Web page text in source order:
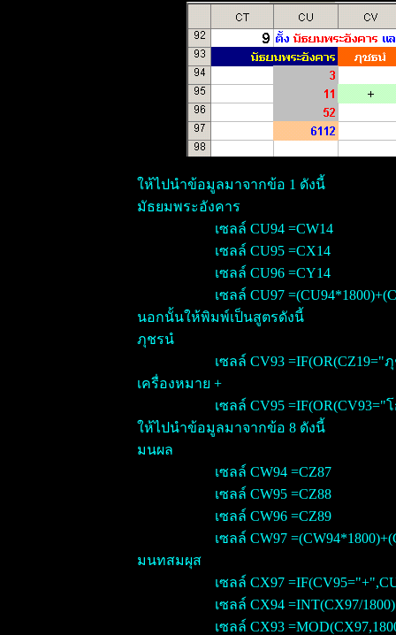
ให้ไปนำข้อมูลมาจากข้อ 1 ดังนี้
มัธยมพระอังคาร
เซลล์ CU94 =CW14
เซลล์ CU95 =CX14
เซลล์ CU96 =CY14
เซลล์ CU97
นอกนั้นให้พิมพ์เป็นสูตรดังนี้
ภุชรนํ
เซลล์ CV93
เครื่องหมาย +
เซลล์ CV95
ให้ไปนำข้อมูลมาจากข้อ 8 ดังนี้
มนผล
เซลล์ CW94 =CZ87
เซลล์ CW95 =CZ88
เซลล์ CW96 =CZ89
เซลล์ CW97
มนทสมผุส
เซลล์ CX97
เซลล์ CX94 =INT(CX97/1800)
เซลล์ CX93